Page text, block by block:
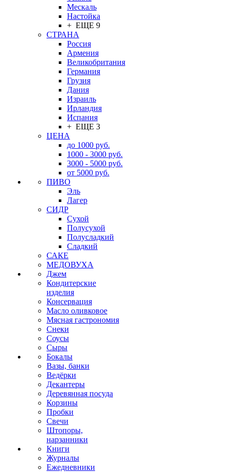
Мескаль
Настойка
+ ЕЩЕ 9
СТРАНА
Россия
Армения
Великобритания
Германия
Грузия
Дания
Израиль
Ирландия
Испания
+ ЕЩЕ 3
ЦЕНА
до 1000 руб.
1000 - 3000 руб.
3000 - 5000 руб.
от 5000 руб.
ПИВО
Эль
Лагер
СИДР
Сухой
Полусухой
Полусладкий
Сладкий
САКЕ
МЕДОВУХА
Джем
Кондитерские
изделия
Консервация
Масло оливковое
Мясная гастрономия
Снеки
Соусы
Сыры
Бокалы
Вазы, банки
Ведёрки
Декантеры
Деревянная посуда
Корзины
Пробки
Свечи
Штопоры,
нарзанники
Книги
Журналы
Ежедневники